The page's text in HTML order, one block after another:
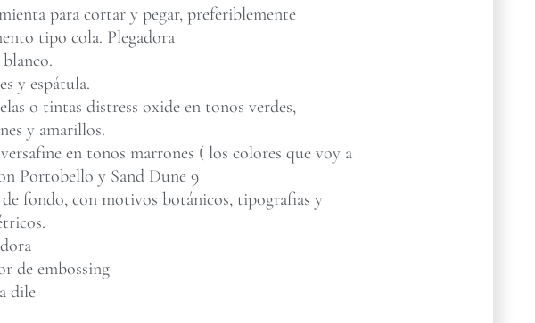
para cortar y pegar, preferiblemente
tipo cola. Plegadora
blanco.
y espátula.
o tintas distress oxide en tonos verdes,
y amarillos.
en tonos marrones ( los colores que voy a
Portobello y Sand Dune 9
de fondo, con motivos botánicos, tipografias y
de embossing
dile